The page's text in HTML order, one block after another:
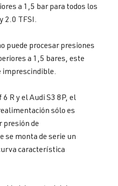
a 1,5 bar para todos los
2.0 TFSI.
puede procesar presiones
a 1,5 bares, este
imprescindible.
R y el Audi S3 8P, el
sólo es
presión de
se monta de serie un
característica